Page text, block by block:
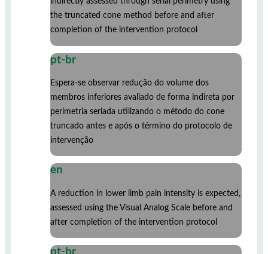
the truncated cone method before and after
completion of the intervention protocol
pt-br
Espera-se observar redução do volume dos
membros inferiores avaliado de forma indireta por
perimetria seriada utilizando o método do cone
truncado antes e após o término do protocolo de
intervenção
en
A reduction in lower limb pain intensity is expected,
assessed using the Visual Analog Scale before and
after completion of the intervention protocol